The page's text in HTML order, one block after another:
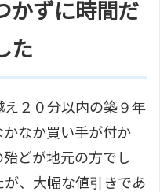
かずに時間だ
た
２０分以内の築９年
なか買い手が付か
どが地元の方でし
、大幅な値引きであ